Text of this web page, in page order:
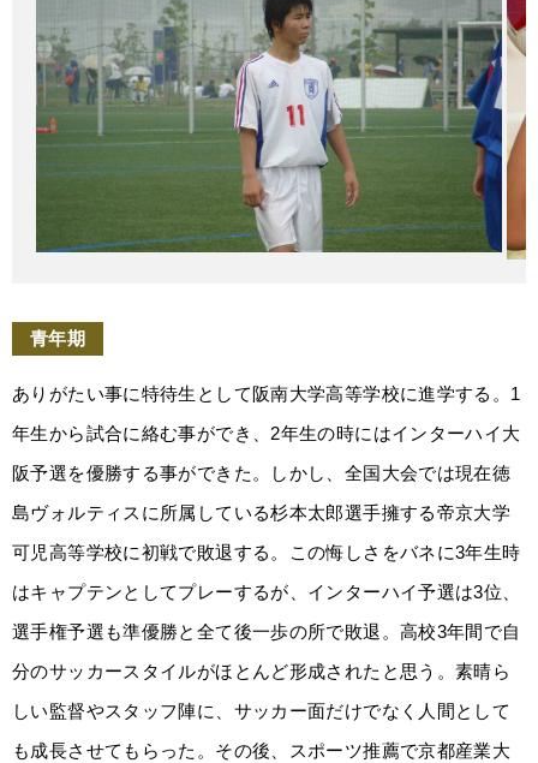
青年期
ありがたい事に特待生として阪南大学高等学校に進学する。1
年生から試合に絡む事ができ、2年生の時にはインターハイ大
阪予選を優勝する事ができた。しかし、全国大会では現在徳
島ヴォルティスに所属している杉本太郎選手擁する帝京大学
可児高等学校に初戦で敗退する。この悔しさをバネに3年生時
はキャプテンとしてプレーするが、インターハイ予選は3位、
選手権予選も準優勝と全て後一歩の所で敗退。高校3年間で自
分のサッカースタイルがほとんど形成されたと思う。素晴ら
しい監督やスタッフ陣に、サッカー面だけでなく人間として
も成長させてもらった。その後、スポーツ推薦で京都産業大